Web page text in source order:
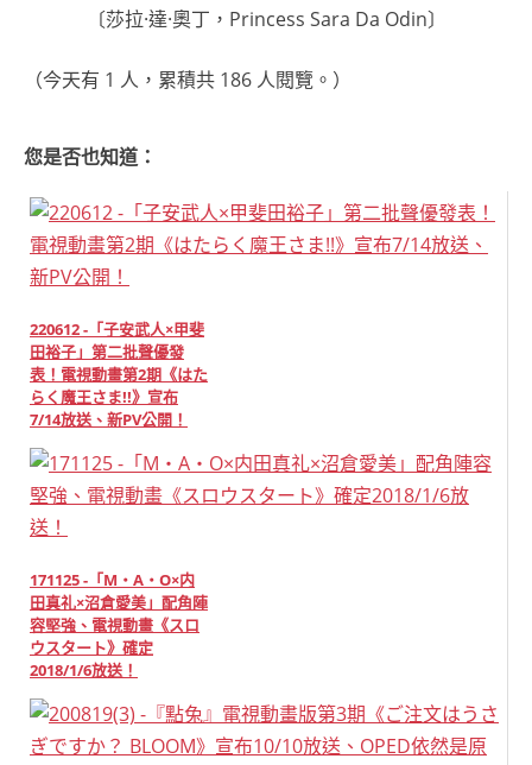
〔莎拉·達·奧丁，Princess Sara Da Odin〕
（今天有 1 人，累積共 186 人閱覽。）
您是否也知道：
220612 -「子安武人×甲斐
田裕子」第二批聲優發
表！電視動畫第2期《はた
らく魔王さま!!》宣布
7/14放送、新PV公開！
171125 -「M・A・O×内
田真礼×沼倉愛美」配角陣
容堅強、電視動畫《スロ
ウスタート》確定
2018/1/6放送！